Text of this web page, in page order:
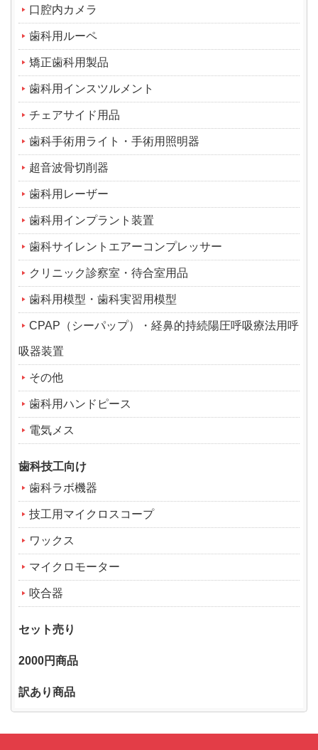
口腔内カメラ
歯科用ルーペ
矯正歯科用製品
歯科用インスツルメント
チェアサイド用品
歯科手術用ライト・手術用照明器
超音波骨切削器
歯科用レーザー
歯科用インプラント装置
歯科サイレントエアーコンプレッサー
クリニック診察室・待合室用品
歯科用模型・歯科実習用模型
CPAP（シーパップ）・経鼻的持続陽圧呼吸療法用呼
吸器装置
その他
歯科用ハンドピース
電気メス
歯科技工向け
歯科ラボ機器
技工用マイクロスコープ
ワックス
マイクロモーター
咬合器
セット売り
2000円商品
訳あり商品